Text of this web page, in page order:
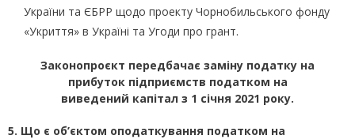
України та ЄБРР щодо проекту Чорнобильського фонду
«Укриття» в Україні та Угоди про грант.
Законопроєкт передбачає заміну податку на
прибуток підприємств податком на
виведений капітал з 1 січня 2021 року.
5. Що є об’єктом оподаткування податком на